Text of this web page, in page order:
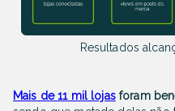
Resultados
Mais de 11 mil lojasforam